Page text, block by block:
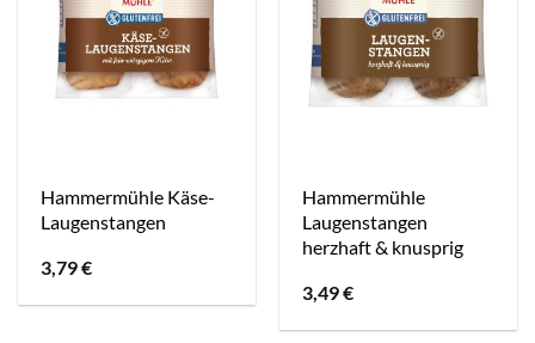
Hammermühle Käse-
Laugenstangen
3,79€
Hammermühle
Laugenstangen
herzhaft & knusprig
3,49€